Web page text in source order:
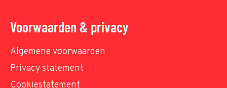
Voorwaarden & privacy
Algemene voorwaarden
Privacy statement
Cookiestatement